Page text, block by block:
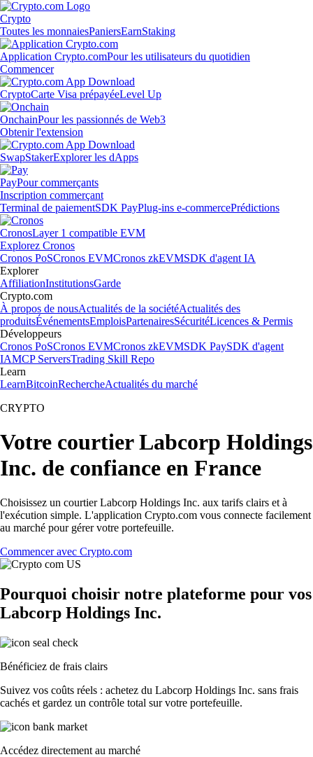
Crypto
Toutes les monnaiesPaniersEarnStaking
Application Crypto.comPour les utilisateurs du quotidien
Commencer
CryptoCarte Visa prépayéeLevel Up
OnchainPour les passionnés de Web3
Obtenir l'extension
SwapStakerExplorer les dApps
PayPour commerçants
Inscription commerçant
Terminal de paiementSDK PayPlug-ins e-commercePrédictions
CronosLayer 1 compatible EVM
Explorez Cronos
Cronos PoSCronos EVMCronos zkEVMSDK d'agent IA
Explorer
AffiliationInstitutionsGarde
Crypto.com
À propos de nousActualités de la sociétéActualités des
produitsÉvénementsEmploisPartenairesSécuritéLicences & Permis
Développeurs
Cronos PoSCronos EVMCronos zkEVMSDK PaySDK d'agent
IAMCP ServersTrading Skill Repo
Learn
LearnBitcoinRechercheActualités du marché
CRYPTO
Votre courtier Labcorp Holdings
Inc. de confiance en France
Choisissez un courtier Labcorp Holdings Inc. aux tarifs clairs et à
l'exécution simple. L'application Crypto.com vous connecte facilement
au marché pour gérer votre portefeuille.
Commencer avec Crypto.com
Pourquoi choisir notre plateforme pour vos
Labcorp Holdings Inc.
Bénéficiez de frais clairs
Suivez vos coûts réels : achetez du Labcorp Holdings Inc. sans frais
cachés et gardez un contrôle total sur votre portefeuille.
Accédez directement au marché